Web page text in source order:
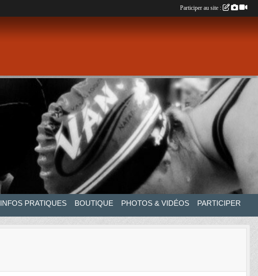
INFOS PRATIQUES BOUTIQUE PHOTOS & VIDÉOS PARTICIPER
Participer au site :